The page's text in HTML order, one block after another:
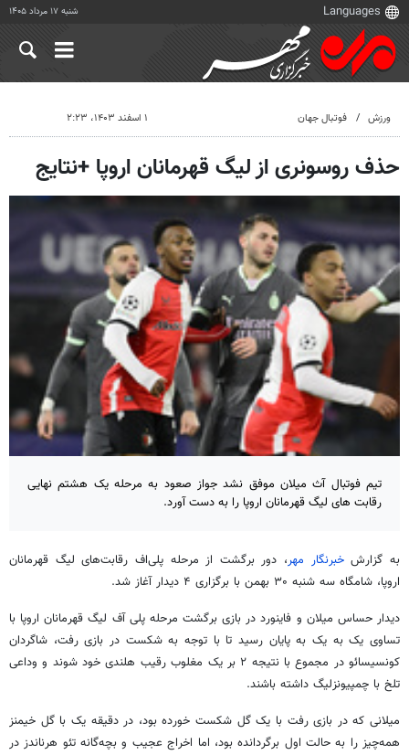
شنبه ۱۷ مرداد ۱۴۰۵
ورزش فوتبال جهان ۱ اسفند ۱۴۰۳، ۲:۲۳
حذف روسونری از لیگ قهرمانان اروپا +نتایج
تیم فوتبال آث میلان موفق نشد جواز صعود به مرحله یک هشتم نهایی
رقابت های لیگ قهرمانان اروپا را به دست آورد.
به گزارشخبرنگار مهر، دور برگشت از مرحله پلی‌اف رقابت‌های لیگ قهرمانان
اروپا، شامگاه سه شنبه ۳۰ بهمن با برگزاری ۴ دیدار آغاز شد.
دیدار حساس میلان و فاینورددر بازی برگشت مرحله پلیآف لیگ قهرمانان اروپا با
تساوی یک به یک به پایان رسید تا با توجه به شکست در بازی رفت، شاگردان
کونسیسائو
در مجموع با نتیجه ۲ بر یک مغلوب رقیب هلندی خود شوند و وداعی
تلخ با چمپیونزلیگ داشته باشند.
میلانی که در بازی رفت با یک گل شکست خورده بود، در دقیقه یک با گل خیمنز
همه‌چیز را به حالت اول برگردانده بود، اما اخراج عجیب و بچه‌گانهتئو هرناندزدر